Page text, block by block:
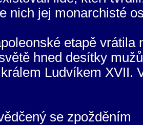
nich jej monarchisté
etapě
hned desítky
Ludvíkem XVII.
se zpožděním